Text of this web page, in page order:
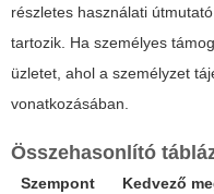
részletes használati
tartozik. Ha személyes
üzletet, ahol a személyzet
vonatkozásában.
Összehasonlító
Szempont Kedvező